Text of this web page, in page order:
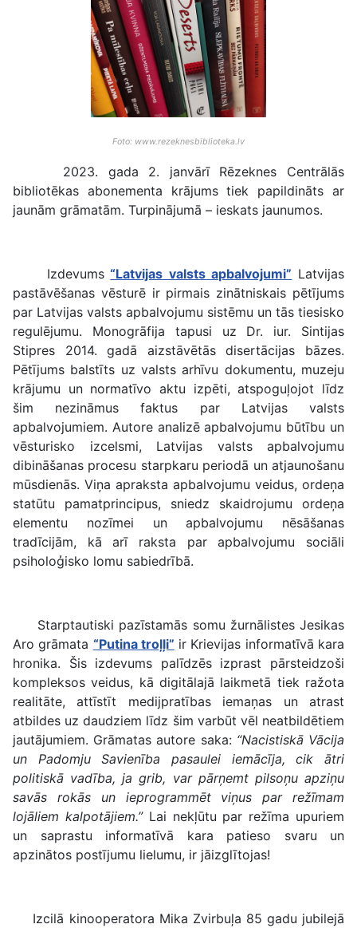
Foto: www.rezeknesbiblioteka.lv
2023. gada 2. janvārī Rēzeknes Centrālās
bibliotēkas abonementa krājums tiek papildināts ar
jaunām grāmatām. Turpinājumā – ieskats jaunumos.
Izdevums “Latvijas valsts apbalvojumi” Latvijas
pastāvēšanas vēsturē ir pirmais zinātniskais pētījums
par Latvijas valsts apbalvojumu sistēmu un tās tiesisko
regulējumu. Monogrāfija tapusi uz Dr. iur. Sintijas
Stipres 2014. gadā aizstāvētās disertācijas bāzes.
Pētījums balstīts uz valsts arhīvu dokumentu, muzeju
krājumu un normatīvo aktu izpēti, atspoguļojot līdz
šim nezināmus faktus par Latvijas valsts
apbalvojumiem. Autore analizē apbalvojumu būtību un
vēsturisko izcelsmi, Latvijas valsts apbalvojumu
dibināšanas procesu starpkaru periodā un atjaunošanu
mūsdienās. Viņa apraksta apbalvojumu veidus, ordeņa
statūtu pamatprincipus, sniedz skaidrojumu ordeņa
elementu nozīmei un apbalvojumu nēsāšanas
tradīcijām, kā arī raksta par apbalvojumu sociāli
psiholoģisko lomu sabiedrībā.
Starptautiski pazīstamās somu žurnālistes Jesikas
Aro grāmata “Putina troļļi” ir Krievijas informatīvā kara
hronika. Šis izdevums palīdzēs izprast pārsteidzoši
kompleksos veidus, kā digitālajā laikmetā tiek ražota
realitāte, attīstīt medijpratības iemaņas un atrast
atbildes uz daudziem līdz šim varbūt vēl neatbildētiem
jautājumiem. Grāmatas autore saka: “Nacistiskā Vācija
un Padomju Savienība pasaulei iemācīja, cik ātri
politiskā vadība, ja grib, var pārņemt pilsoņu apziņu
savās rokās un ieprogrammēt viņus par režīmam
lojāliem kalpotājiem.” Lai nekļūtu par režīma upuriem
un saprastu informatīvā kara patieso svaru un
apzinātos postījumu lielumu, ir jāizglītojas!
Izcilā kinooperatora Mika Zvirbuļa 85 gadu jubilejā